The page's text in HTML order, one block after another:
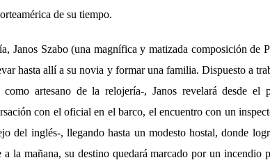
de su tiempo.
Janos Szabo (una magnífica y matizada composición de
hasta allí a su novia y formar una familia. Dispuesto a
como artesano de la relojería-, Janos revelará desde el
con el oficial en el barco, el encuentro con un
del inglés-, llegando hasta un modesto hostal, donde
a la mañana, su destino quedará marcado por un incendio